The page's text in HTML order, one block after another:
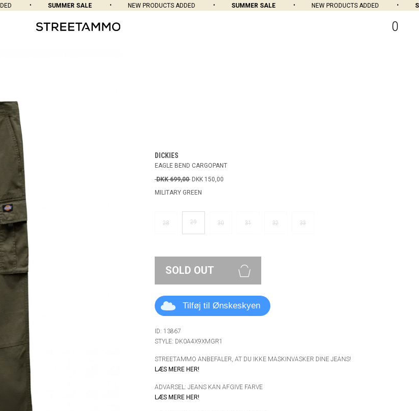
SUMMER SALE NEW PRODUCTS ADDED SUMMER SALE NEW PRODUCTS ADDED
0
DICKIES
EAGLE BEND CARGOPANT
DKK 699,00 DKK 150,00
MILITARY GREEN
28 29 30 31 32 33
SOLD OUT
Tilføj til Ønskeskyen
ID: 13867
STYLE: DK0A4X9XMGR1
STREETAMMO ANBEFALER, AT DU IKKE MASKINVASKER DINE JEANS!
LÆS MERE HER!
ADVARSEL: JEANS KAN AFGIVE FARVE
LÆS MERE HER!